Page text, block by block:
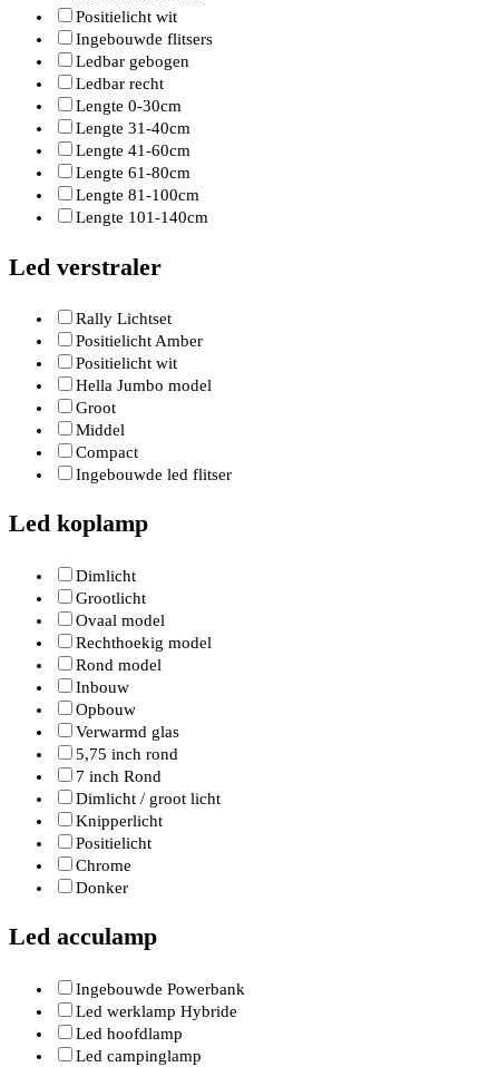
Positielicht wit
Ingebouwde flitsers
Ledbar gebogen
Ledbar recht
Lengte 0-30cm
Lengte 31-40cm
Lengte 41-60cm
Lengte 61-80cm
Lengte 81-100cm
Lengte 101-140cm
Led verstraler
Rally Lichtset
Positielicht Amber
Positielicht wit
Hella Jumbo model
Groot
Middel
Compact
Ingebouwde led flitser
Led koplamp
Dimlicht
Grootlicht
Ovaal model
Rechthoekig model
Rond model
Inbouw
Opbouw
Verwarmd glas
5,75 inch rond
7 inch Rond
Dimlicht / groot licht
Knipperlicht
Positielicht
Chrome
Donker
Led acculamp
Ingebouwde Powerbank
Led werklamp Hybride
Led hoofdlamp
Led campinglamp